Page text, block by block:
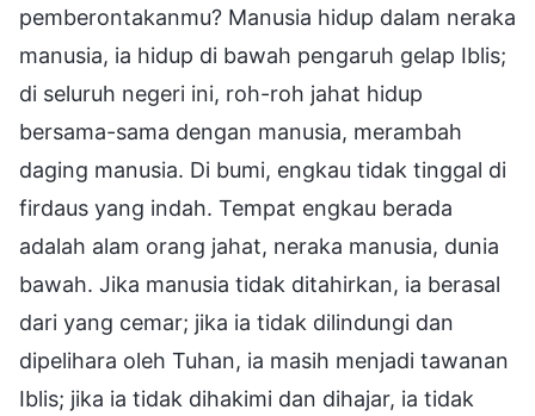
pemberontakanmu? Manusia hidup dalam neraka
manusia, ia hidup di bawah pengaruh gelap Iblis;
di seluruh negeri ini, roh-roh jahat hidup
bersama-sama dengan manusia, merambah
daging manusia. Di bumi, engkau tidak tinggal di
firdaus yang indah. Tempat engkau berada
adalah alam orang jahat, neraka manusia, dunia
bawah. Jika manusia tidak ditahirkan, ia berasal
dari yang cemar; jika ia tidak dilindungi dan
dipelihara oleh Tuhan, ia masih menjadi tawanan
Iblis; jika ia tidak dihakimi dan dihajar, ia tidak